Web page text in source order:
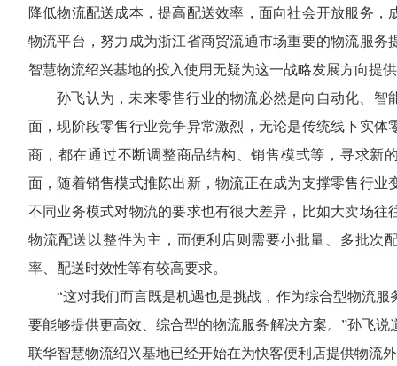
降低物流配送成本，提高配送效率，面向社会开放服务，
物流平台，努力成为浙江省商贸流通市场重要的物流服务
智慧物流绍兴基地的投入使用无疑为这一战略发展方向提
孙飞认为，未来零售行业的物流必然是向自动化、智
面，现阶段零售行业竞争异常激烈，无论是传统线下实体
商，都在通过不断调整商品结构、销售模式等，寻求新
面，随着销售模式推陈出新，物流正在成为支撑零售行业
不同业务模式对物流的要求也有很大差异，比如大卖场往
物流配送以整件为主，而便利店则需要小批量、多批次
率、配送时效性等有较高要求。
“这对我们而言既是机遇也是挑战，作为综合型物流服
要能够提供更高效、综合型的物流服务解决方案。”孙飞说
联华智慧物流绍兴基地已经开始在为快客便利店提供物流